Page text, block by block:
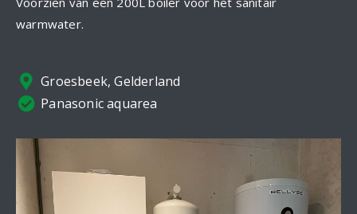
warmwater.
Groesbeek, Gelderland
Panasonic aquarea